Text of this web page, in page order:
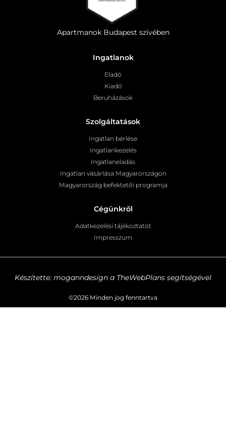
Apartmanok Budapest szívében
Ingatlanok
Eladó
Kiadó
Beruházások
Szolgáltatások
Ingatlan bérlése
Ingatlankezelés
Ingatlaneladás
Ingatlan vásárlása Magyarországon
Magyarország befektetői programja
Cégünkről
Adatkezelési tájékoztatót
Impresszum
©2026 Minden jog fenntartva
Készítette: moganndesign a TheWebPlans segítségével